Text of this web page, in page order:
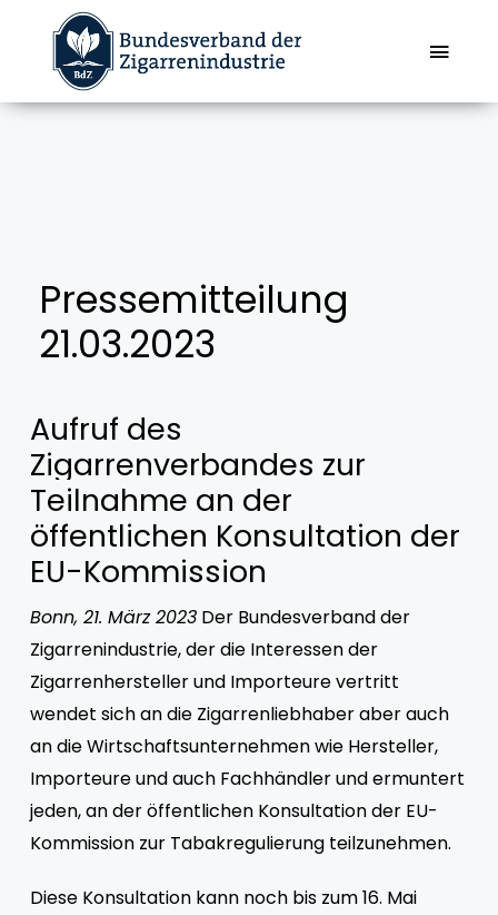
springen
Faktenblatt
Zigarren | Zigarillos
Kennzahlen
Service | Kontakt
Pressemitteilung
21.03.2023
Aufruf des
Zigarrenverbandes zur
Teilnahme an der
öffentlichen Konsultation der
EU-Kommission
Bonn, 21. März 2023 Der Bundesverband der
Zigarrenindustrie, der die Interessen der
Zigarrenhersteller und Importeure vertritt
wendet sich an die Zigarrenliebhaber aber auch
an die Wirtschaftsunternehmen wie Hersteller,
Importeure und auch Fachhändler und ermuntert
jeden, an deröffentlichen Konsultationder EU-
Kommission zur Tabakregulierung teilzunehmen.
Diese Konsultation kann noch bis zum 16. Mai